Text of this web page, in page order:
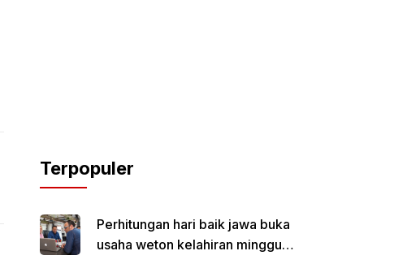
Terpopuler
Perhitungan hari baik jawa buka
usaha weton kelahiran minggu